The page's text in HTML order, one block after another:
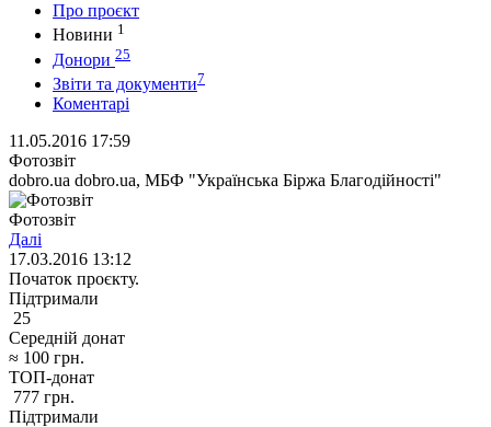
Про проєкт
Новини 1
Донори 25
Звіти та документи7
Коментарі
11.05.2016 17:59
Фотозвіт
dobro.ua dobro.ua, МБФ "Українська Біржа Благодійності"
Фотозвіт
Далі
17.03.2016 13:12
Початок проєкту.
Підтримали
25
Середній донат
≈ 100 грн.
ТОП-донат
777 грн.
Підтримали